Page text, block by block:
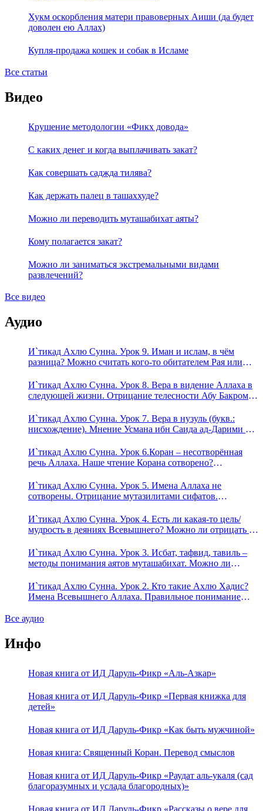
Хукм оскорбления матери правоверных Аиши (да будет
доволен ею Аллах)
Купля-продажа кошек и собак в Исламе
Все статьи
Видео
Крушение методологии «Фикх довода»
С каких денег и когда выплачивать закат?
Как совершать саджда тилява?
Как держать палец в ташаххуде?
Можно ли переводить муташабихат аяты?
Кому полагается закат?
Можно ли заниматься экстремальными видами
развлечений?
Все видео
Аудио
И`тикад Ахлю Сунна. Урок 9. Иман и ислам, в чём
разница? Можно считать кого-то обитателем Рая или
И`тикад Ахлю Сунна. Урок 8. Вера в видение Аллаха в
следующей жизни. Отрицание телесности Абу Бакром
ибн Саида ад-Дарими. Иман – это слова, дела и
познание
И`тикад Ахлю Сунна. Урок 7. Вера в нузуль (букв.:
нисхождение). Мнение Усмана ибн Саида ад-Дарими о
физическим движением?
И`тикад Ахлю Сунна. Урок 6.Коран – несотворённая
речь Аллаха. Наше чтение Корана сотворено?
И`тикад Ахлю Сунна. Урок 5. Имена Аллаха не
сотворены. Отрицание мутазилитами сифатов.
И`тикад Ахлю Сунна. Урок 4. Есть ли какая-то цель/
мудрость в деяниях Всевышнего? Можно ли отрицать в
пришло в Коране и Сунне? Концепция ибн Таймийи
И`тикад Ахлю Сунна. Урок 3. Исбат, тафвид, тавиль –
методы понимания аятов муташабихат. Можно ли
означает утверждение сифата «биля кейфа» (без образа)?
И`тикад Ахлю Сунна. Урок 2. Кто такие Ахлю Хадис?
Имена Всевышнего Аллаха. Правильное понимание
Все аудио
Инфо
Новая книга от ИД Даруль-Фикр «Аль-Азкар»
Новая книга от ИД Даруль-Фикр «Первая книжка для
детей»
Новая книга от ИД Даруль-Фикр «Как быть мужчиной»
Новая книга: Священный Коран. Перевод смыслов
Новая книга от ИД Даруль-Фикр «Раудат аль-укаля (cад
благоразумных и услада благородных)»
Новая книга от ИД Даруль-Фикр «Рассказы о вере для